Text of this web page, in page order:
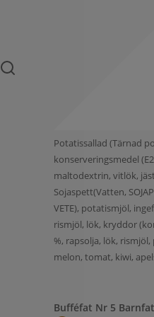
Potatissallad (Tärnad
konserveringsmedel
maltodextrin, vitlök,
Sojaspett(Vatten,
VETE), potatismjöl,
rismjöl, lök, kryddor
%, rapsolja, lök,
melon, tomat, kiwi,
Bufféfat Nr 5